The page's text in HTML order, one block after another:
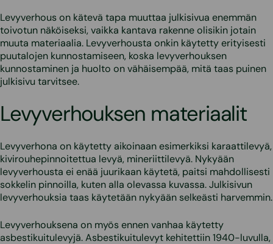
Levyverhous on kätevä tapa muuttaa julkisivua enemmän
toivotun näköiseksi, vaikka kantava rakenne olisikin jotain
muuta materiaalia. Levyverhousta onkin käytetty erityisesti
puutalojen kunnostamiseen, koska levyverhouksen
kunnostaminen ja huolto on vähäisempää, mitä taas puinen
julkisivu tarvitsee.
Levyverhouksen materiaalit
Levyverhona on käytetty aikoinaan esimerkiksi karaattilevyä,
kivirouhepinnoitettua levyä, mineriittilevyä. Nykyään
levyverhousta ei enää juurikaan käytetä, paitsi mahdollisesti
sokkelin pinnoilla, kuten alla olevassa kuvassa. Julkisivun
levyverhouksia taas käytetään nykyään selkeästi harvemmin.
Levyverhouksena on myös ennen vanhaa käytetty
asbestikuitulevyjä. Asbestikuitulevyt kehitettiin 1940-luvulla,